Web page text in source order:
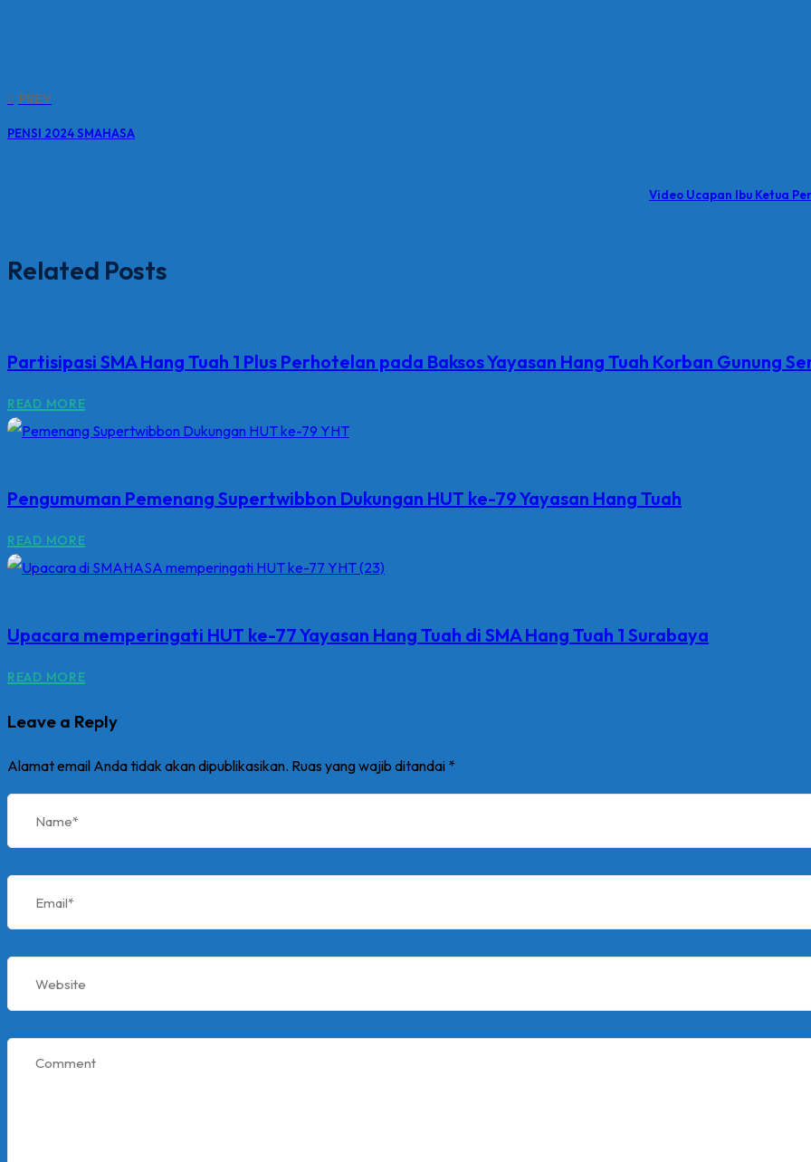
PREV
PENSI 2024 SMAHASA
Video Ucapan Ibu Ketua
Related Posts
Partisipasi SMA Hang Tuah 1 Plus Perhotelan pada Baksos Yayasan Hang Tuah Korban Gunung
READ MORE
Pengumuman Pemenang Supertwibbon Dukungan HUT ke-79 Yayasan Hang Tuah
READ MORE
Upacara memperingati HUT ke-77 Yayasan Hang Tuah di SMA Hang Tuah 1 Surabaya
READ MORE
Leave a Reply
Alamat email Anda tidak akan dipublikasikan. Ruas yang wajib ditandai *